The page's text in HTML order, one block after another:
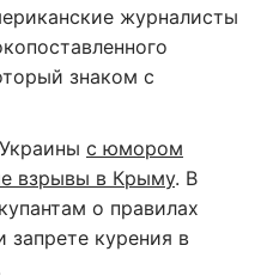
журналисты
знаком с
с юмором
взрывы в Крыму. В
о правилах
запрете курения в